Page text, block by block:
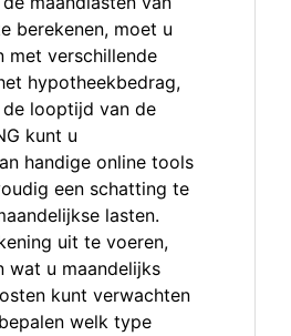
berekenen, moet u
met verschillende
hypotheekbedrag,
looptijd van de
kunt u
handige online tools
een schatting te
lasten.
uit te voeren,
wat u maandelijks
kunt verwachten
welk type